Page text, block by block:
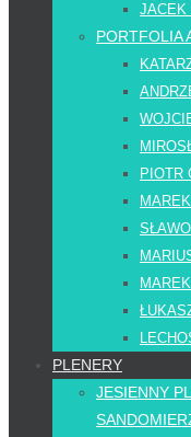
JACEK
PORTFOLIA
PIOTR
PLENERY
JESIENNY